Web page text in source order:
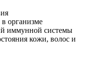
организме
иммунной системы
кожи, волос и